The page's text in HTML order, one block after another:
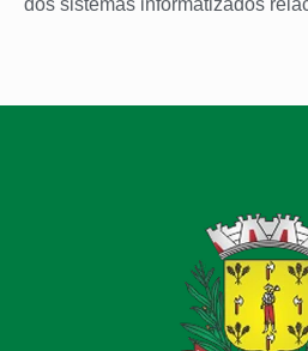
dos sistemas informatizados